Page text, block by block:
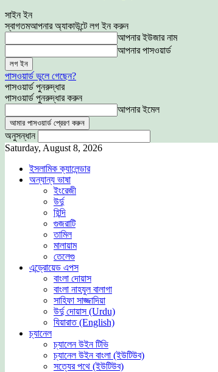
সাইন ইন
স্বাগতমআপনার অ্যাকাউন্টে লগ ইন করুন
আপনার ইউজার নাম
আপনার পাসওয়ার্ড
পাসওয়ার্ড ভুলে গেছেন?
পাসওয়ার্ড পুনরুদ্ধার
পাসওয়ার্ড পুনরুদ্ধার করুন
আপনার ইমেল
অনুসন্ধান
Saturday, August 8, 2026
ইসলামিক ক্যালেন্ডার
অন্যান্য ভাষা
ইংরেজী
উর্দু
হিন্দি
গুজরাটি
তামিল
মালায়াম
তেলেগু
এন্ড্রোয়েড এপস
বাংলা দোয়াস
বাংলা নাহযুল বালাগা
সাহিফা সাজ্জাদিয়া
উর্দু দোয়াস (Urdu)
যিয়ারাত (English)
চ্যানেল
চ্যালেন উইন টিভি
চ্যানেল উইন বাংলা (ইউটিউব)
সত্যের পথে (ইউটিউব)